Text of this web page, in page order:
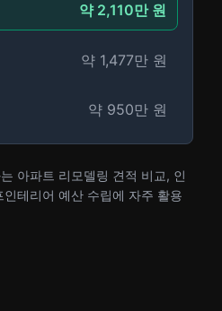
약 2,110만 원
약 1,477만 원
약 950만 원
아파트 리모델링 견적 비교, 인
테리어 예산 수립에 자주 활용